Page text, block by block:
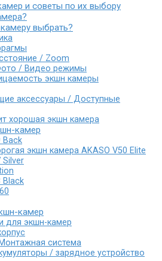
и советы по их выбору
выбрать?
/ Zoom
/ Видео режимы
экшн камеры
аксессуары / Доступные
хорошая экшн камера
камер
Back
экшн камера AKASO V50 Elite
Silver
Black
камер
для экшн-камер
система
/ зарядное устройство